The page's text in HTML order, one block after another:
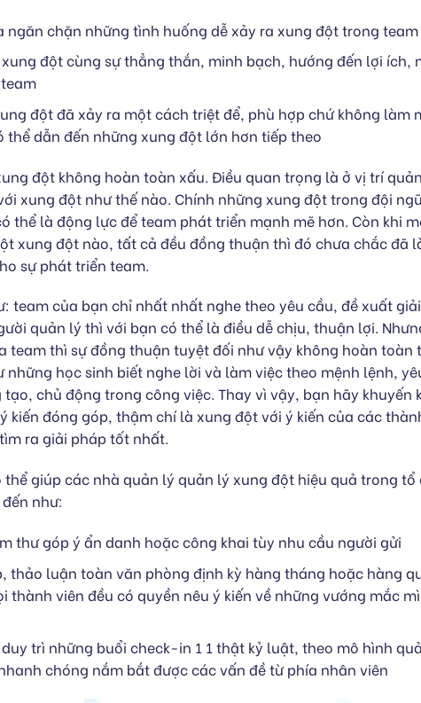
ngăn chặn những tình huống dễ xảy ra xung đột trong team
đột cùng sự thẳng thắn, minh bạch, hướng đến lợi ích,
đột đã xảy ra một cách triệt để, phù hợp chứ không làm
thể dẫn đến những xung đột lớn hơn tiếp theo
đột không hoàn toàn xấu. Điều quan trọng là ở vị trí
xung đột như thế nào. Chính những xung đột trong đội
thể là động lực để team phát triển mạnh mẽ hơn. Còn khi
xung đột nào, tất cả đều đồng thuận thì đó chưa chắc đã
sự phát triển team.
team của bạn chỉ nhất nhất nghe theo yêu cầu, đề xuất
quản lý thì với bạn có thể là điều dễ chịu, thuận lợi.
team thì sự đồng thuận tuyệt đối như vậy không hoàn toàn
những học sinh biết nghe lời và làm việc theo mệnh lệnh,
chủ động trong công việc. Thay vì vậy, bạn hãy khuyến
kiến đóng góp, thậm chí là xung đột với ý kiến của các
ra giải pháp tốt nhất.
thể giúp các nhà quản lý quản lý xung đột hiệu quả trong tổ
như:
thư góp ý ẩn danh hoặc công khai tùy nhu cầu người gửi
thảo luận toàn văn phòng định kỳ hàng tháng hoặc hàng
thành viên đều có quyền nêu ý kiến về những vướng mắc
trì những buổi check-in 1 1 thật kỷ luật, theo mô hình
chóng nắm bắt được các vấn đề từ phía nhân viên